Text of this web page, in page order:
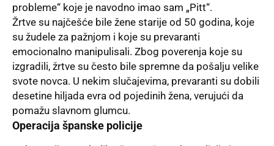
probleme“ koje je navodno imao sam „Pitt“.
Žrtve su najčešće bile žene starije od 50 godina, koje
su žudele za pažnjom i koje su prevaranti
emocionalno manipulisali. Zbog poverenja koje su
izgradili, žrtve su često bile spremne da pošalju velike
svote novca. U nekim slučajevima, prevaranti su dobili
desetine hiljada evra od pojedinih žena, verujući da
pomažu slavnom glumcu.
Operacija španske policije